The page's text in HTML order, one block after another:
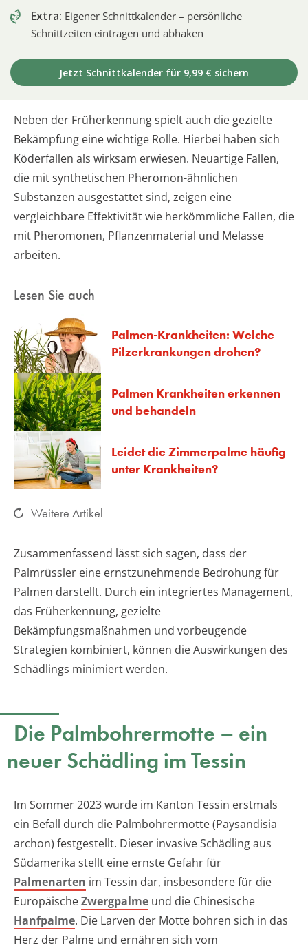
Extra: Eigener Schnittkalender – persönliche
Schnittzeiten eintragen und abhaken
Jetzt Schnittkalender für 9,99 € sichern
Neben der Früherkennung spielt auch die gezielte
Bekämpfung eine wichtige Rolle. Hierbei haben sich
Köderfallen als wirksam erwiesen. Neuartige Fallen,
die mit synthetischen Pheromon-ähnlichen
Substanzen ausgestattet sind, zeigen eine
vergleichbare Effektivität wie herkömmliche Fallen, die
mit Pheromonen, Pflanzenmaterial und Melasse
arbeiten.
Lesen Sie auch
Palmen-Krankheiten: Welche
Pilzerkrankungen drohen?
Palmen Krankheiten erkennen
und behandeln
Leidet die Zimmerpalme häufig
unter Krankheiten?
Weitere Artikel
Zusammenfassend lässt sich sagen, dass der
Palmrüssler eine ernstzunehmende Bedrohung für
Palmen darstellt. Durch ein integriertes Management,
das Früherkennung, gezielte
Bekämpfungsmaßnahmen und vorbeugende
Strategien kombiniert, können die Auswirkungen des
Schädlings minimiert werden.
Die Palmbohrermotte – ein
neuer Schädling im Tessin
Im Sommer 2023 wurde im Kanton Tessin erstmals
ein Befall durch die Palmbohrermotte (Paysandisia
archon) festgestellt. Dieser invasive Schädling aus
Südamerika stellt eine ernste Gefahr für
Palmenarten im Tessin dar, insbesondere für die
EuropäischeZwergpalme und die Chinesische
Hanfpalme. Die Larven der Motte bohren sich in das
Herz der Palme und ernähren sich vom